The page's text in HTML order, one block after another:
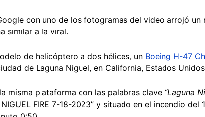
con uno de los fotogramas del video arrojó un
similar a la viral.
de helicóptero a dos hélices, un Boeing H-47
de Laguna Niguel, en California, Estados
misma plataforma con las palabras clave “Laguna
FIRE 7-18-2023” y situado en el incendio